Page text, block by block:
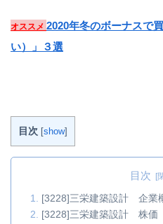
オススメ 2020年冬のボーナスで
い）」３選
目次 [show]
目次
[3228]三栄建築設計 企業
[3228]三栄建築設計 株価